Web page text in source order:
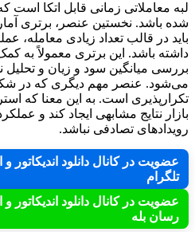
لبه معاملاتی زمانی قابل اتکا است
شده باشد. نخستین عنصر، برتری
باید در قالب تعداد زیادی معامله،
داشته باشد. این برتری معمولاً به
بررسی میانگین سود و زیان و
می‌شود. عنصر مهم دیگری که در
تکرارپذیری است. به این معنا که
بازار نتایج مشابهی ایجاد کند و
رویدادهای تصادفی نباشد.
عضویت در کانال دانلود
تلگرام
عضویت در کانال دانلود
رسان بله